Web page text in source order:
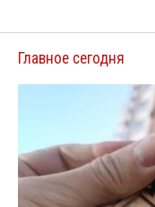
Главное сегодня